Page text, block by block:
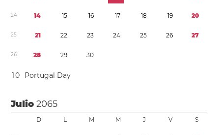
24 14 15 16 17 18 19 20
25 21 22 23 24 25 26 27
26 28 29 30
10 Portugal Day
Julio2065
D L M M J V S